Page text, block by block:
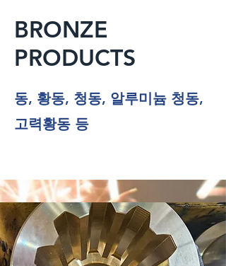
BRONZE
PRODUCTS
​동, 황동, 청동, 알루미늄 청동,
고력황동 등